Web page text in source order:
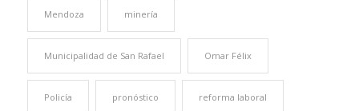
Mendoza minería
Municipalidad de San Rafael Omar Félix
Policía pronóstico reforma laboral